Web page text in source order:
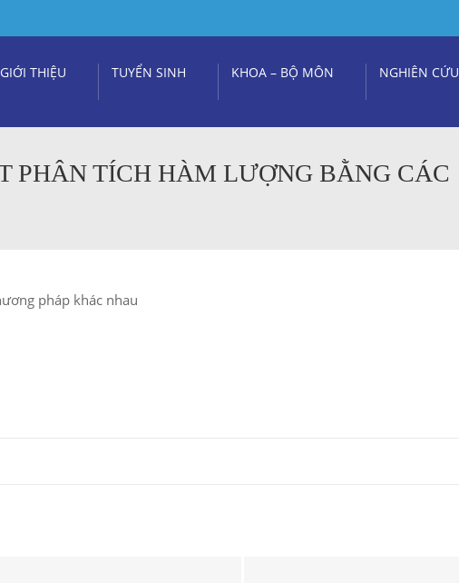
GIỚI THIỆU TUYỂN SINH KHOA – BỘ MÔN NGHIÊN CỨU
PHÂN TÍCH HÀM LƯỢNG BẰNG CÁC
pháp khác nhau